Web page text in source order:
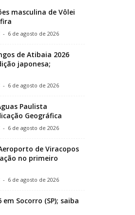
masculina de Vôlei
- 6 de agosto de 2026
de Atibaia 2026
japonesa;
- 6 de agosto de 2026
Paulista
Geográfica
- 6 de agosto de 2026
de Viracopos
no primeiro
- 6 de agosto de 2026
Socorro (SP); saiba